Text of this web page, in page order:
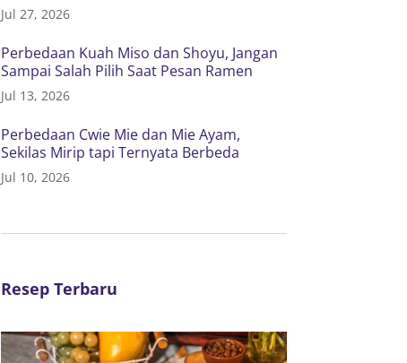
Jul 27, 2026
Perbedaan Kuah Miso dan Shoyu, Jangan
Sampai Salah Pilih Saat Pesan Ramen
Jul 13, 2026
Perbedaan Cwie Mie dan Mie Ayam,
Sekilas Mirip tapi Ternyata Berbeda
Jul 10, 2026
Resep Terbaru